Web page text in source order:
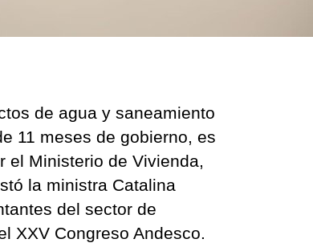
de agua y saneamiento
11 meses de gobierno, es
Ministerio de Vivienda,
la ministra Catalina
del sector de
XXV Congreso Andesco.